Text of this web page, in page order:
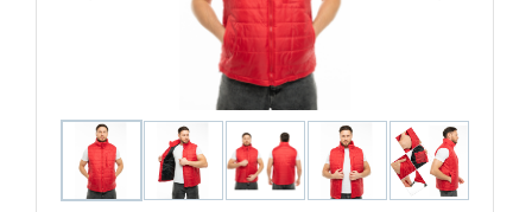
структур
охоты, туризма